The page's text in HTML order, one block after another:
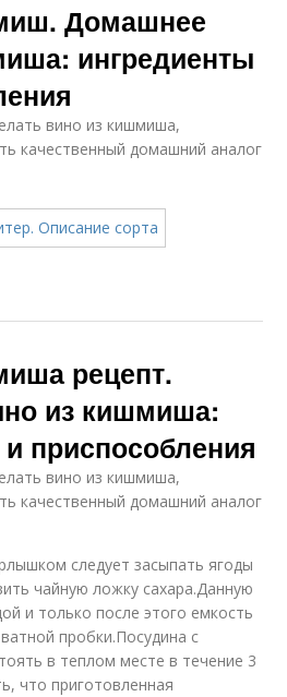
Домашнее
ингредиенты
вино из кишмиша,
качественный домашний аналог
рецепт.
из кишмиша:
приспособления
вино из кишмиша,
качественный домашний аналог
следует засыпать ягоды
чайную ложку сахара.Данную
и только после этого емкость
пробки.Посудина с
в теплом месте в течение 3
что приготовленная